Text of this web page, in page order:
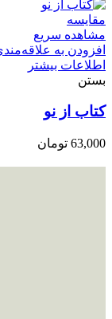
مقایسه
مشاهده سریع
افزودن به
اطلاعات بیشتر
بستن
کتاب از نو
63,000 تومان